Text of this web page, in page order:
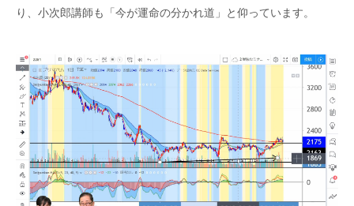
り、小次郎講師も「今が運命の分かれ道」と仰っています。